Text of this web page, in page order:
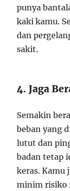
punya
kaki kamu.
dan
sakit.
4. Jaga
Semakin
beban yang
lutut dan
badan tetap
keras. Kamu
minim risiko